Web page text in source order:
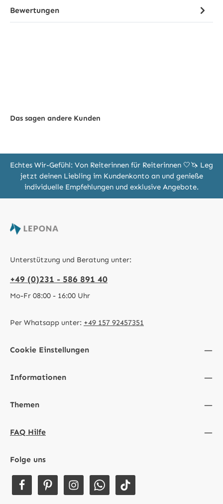
Bewertungen
Das sagen andere Kunden
Echtes Wir-Gefühl: Von Reiterinnen für Reiterinnen 🤍🦄 Leg
jetzt deinen Liebling im Kundenkonto an und genieße
individuelle Empfehlungen und exklusive Angebote.
Unterstützung und Beratung unter:
+49 (0)231 - 586 891 40
Mo-Fr 08:00 - 16:00 Uhr
Per Whatsapp unter: +49 157 92457351
Cookie Einstellungen
Informationen
Themen
FAQ Hilfe
Folge uns